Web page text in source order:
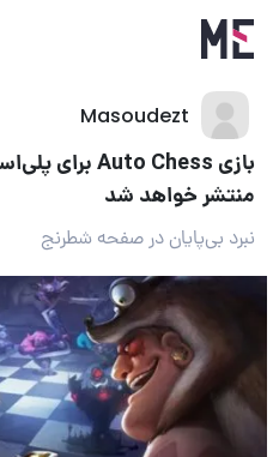
Masoudezt
منتشر خواهد شد
نبرد بی‌پایان در صفحه شطرنج